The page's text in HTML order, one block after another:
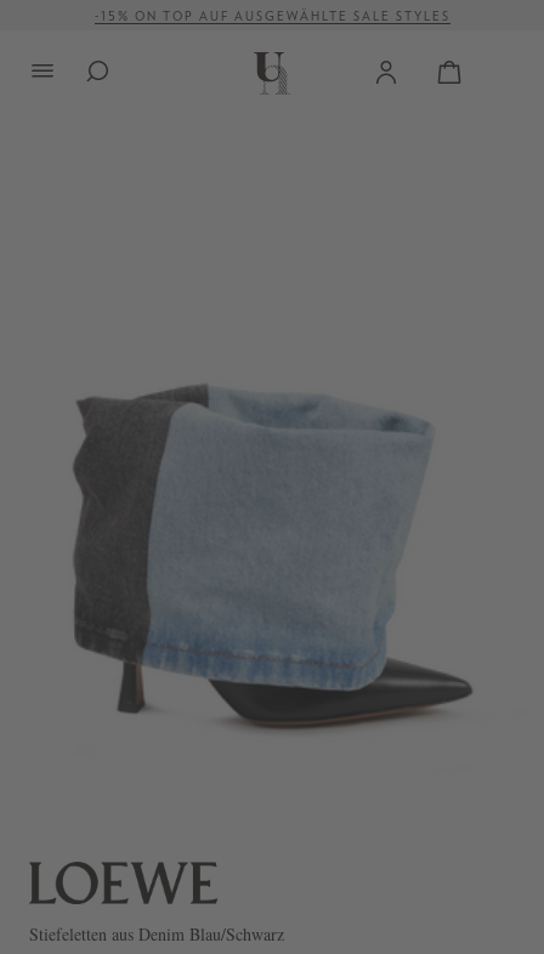
springen-15% ON TOP AUF AUSGEWÄHLTE SALE STYLES
Stiefeletten aus Denim Blau/Schwarz